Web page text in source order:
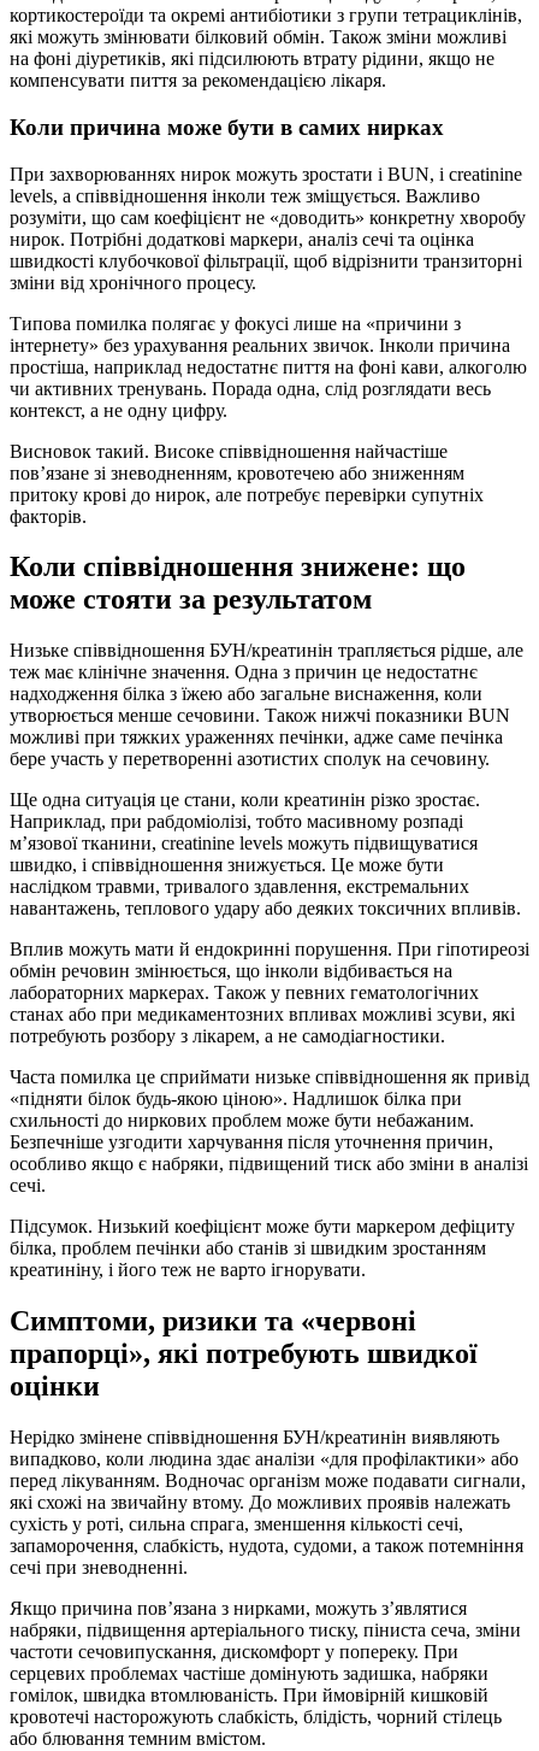
кортикостероїди та окремі антибіотики з групи тетрациклінів,
які можуть змінювати білковий обмін. Також зміни можливі
на фоні діуретиків, які підсилюють втрату рідини, якщо не
компенсувати пиття за рекомендацією лікаря.
Коли причина може бути в самих нирках
При захворюваннях нирок можуть зростати і BUN, і creatinine
levels, а співвідношення інколи теж зміщується. Важливо
розуміти, що сам коефіцієнт не «доводить» конкретну хворобу
нирок. Потрібні додаткові маркери, аналіз сечі та оцінка
швидкості клубочкової фільтрації, щоб відрізнити транзиторні
зміни від хронічного процесу.
Типова помилка полягає у фокусі лише на «причини з
інтернету» без урахування реальних звичок. Інколи причина
простіша, наприклад недостатнє пиття на фоні кави, алкоголю
чи активних тренувань. Порада одна, слід розглядати весь
контекст, а не одну цифру.
Висновок такий. Високе співвідношення найчастіше
пов’язане зі зневодненням, кровотечею або зниженням
притоку крові до нирок, але потребує перевірки супутніх
факторів.
Коли співвідношення знижене: що
може стояти за результатом
Низьке співвідношення БУН/креатинін трапляється рідше, але
теж має клінічне значення. Одна з причин це недостатнє
надходження білка з їжею або загальне виснаження, коли
утворюється менше сечовини. Також нижчі показники BUN
можливі при тяжких ураженнях печінки, адже саме печінка
бере участь у перетворенні азотистих сполук на сечовину.
Ще одна ситуація це стани, коли креатинін різко зростає.
Наприклад, при рабдоміолізі, тобто масивному розпаді
м’язової тканини, creatinine levels можуть підвищуватися
швидко, і співвідношення знижується. Це може бути
наслідком травми, тривалого здавлення, екстремальних
навантажень, теплового удару або деяких токсичних впливів.
Вплив можуть мати й ендокринні порушення. При гіпотиреозі
обмін речовин змінюється, що інколи відбивається на
лабораторних маркерах. Також у певних гематологічних
станах або при медикаментозних впливах можливі зсуви, які
потребують розбору з лікарем, а не самодіагностики.
Часта помилка це сприймати низьке співвідношення як привід
«підняти білок будь-якою ціною». Надлишок білка при
схильності до ниркових проблем може бути небажаним.
Безпечніше узгодити харчування після уточнення причин,
особливо якщо є набряки, підвищений тиск або зміни в аналізі
сечі.
Підсумок. Низький коефіцієнт може бути маркером дефіциту
білка, проблем печінки або станів зі швидким зростанням
креатиніну, і його теж не варто ігнорувати.
Симптоми, ризики та «червоні
прапорці», які потребують швидкої
оцінки
Нерідко змінене співвідношення БУН/креатинін виявляють
випадково, коли людина здає аналізи «для профілактики» або
перед лікуванням. Водночас організм може подавати сигнали,
які схожі на звичайну втому. До можливих проявів належать
сухість у роті, сильна спрага, зменшення кількості сечі,
запаморочення, слабкість, нудота, судоми, а також потемніння
сечі при зневодненні.
Якщо причина пов’язана з нирками, можуть з’являтися
набряки, підвищення артеріального тиску, піниста сеча, зміни
частоти сечовипускання, дискомфорт у попереку. При
серцевих проблемах частіше домінують задишка, набряки
гомілок, швидка втомлюваність. При ймовірній кишковій
кровотечі насторожують слабкість, блідість, чорний стілець
або блювання темним вмістом.